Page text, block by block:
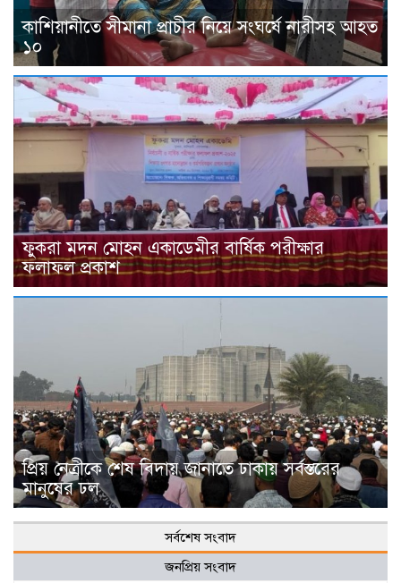
কাশিয়ানীতে সীমানা প্রাচীর নিয়ে সংঘর্ষে নারীসহ আহত
১০
ফুকরা মদন মোহন একাডেমীর বার্ষিক পরীক্ষার
ফলাফল প্রকাশ
প্রিয় নেত্রীকে শেষ বিদায় জানাতে ঢাকায় সর্বস্তরের
মানুষের ঢল
সর্বশেষ সংবাদ
জনপ্রিয় সংবাদ